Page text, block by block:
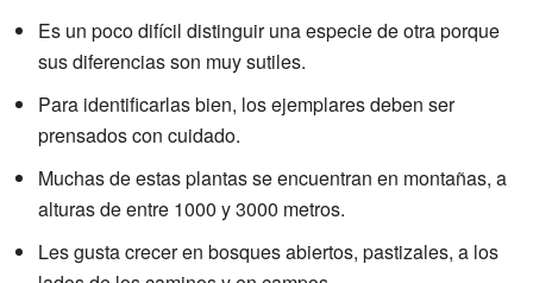
Es un poco difícil distinguir una especie de otra porque
sus diferencias son muy sutiles.
Para identificarlas bien, los ejemplares deben ser
prensados con cuidado.
Muchas de estas plantas se encuentran en montañas, a
alturas de entre 1000 y 3000 metros.
Les gusta crecer en bosques abiertos, pastizales, a los